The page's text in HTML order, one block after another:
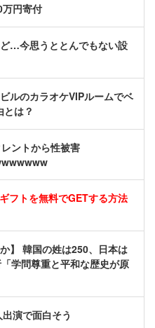
万円寄付
…今思うととんでもない設
ルのカラオケVIPルームでベ
とは？
ントから性被害
フトを無料でGETする方法
】 韓国の姓は250、日本は
学問尊重と平和な歴史が原
演で面白そう